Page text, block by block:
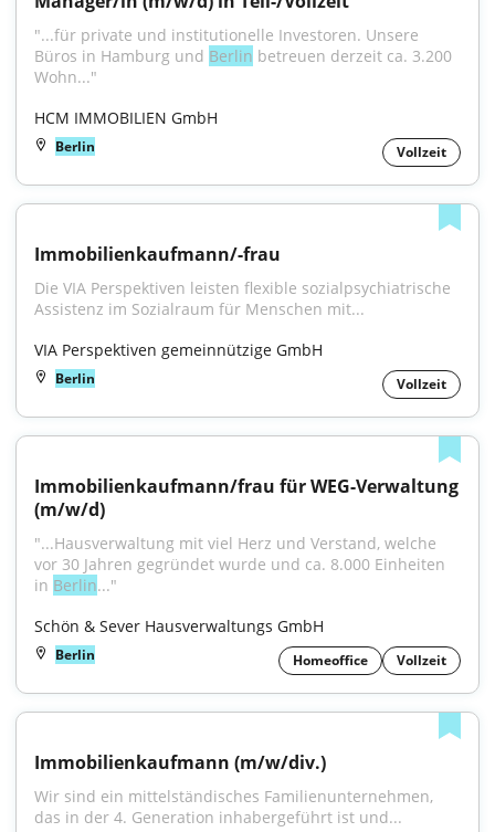
"...für private und institutionelle Investoren. Unsere
Büros in Hamburg und Berlin betreuen derzeit ca. 3.200
Wohn..."
HCM IMMOBILIEN GmbH
Berlin Vollzeit
Immobilienkaufmann/-frau
Die VIA Perspektiven leisten flexible sozialpsychiatrische
Assistenz im Sozialraum für Menschen mit...
VIA Perspektiven gemeinnützige GmbH
Berlin Vollzeit
Immobilienkaufmann/frau für WEG-Verwaltung
(m/w/d)
"...Hausverwaltung mit viel Herz und Verstand, welche
vor 30 Jahren gegründet wurde und ca. 8.000 Einheiten
in Berlin..."
Schön & Sever Hausverwaltungs GmbH
Berlin Homeoffice Vollzeit
Immobilienkaufmann (m/w/div.)
Wir sind ein mittelständisches Familienunternehmen,
das in der 4. Generation inhabergeführt ist und...